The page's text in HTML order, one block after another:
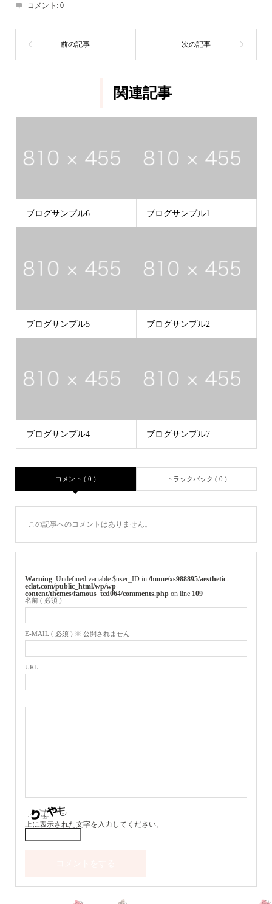
コメント: 0
関連記事
ブログサンプル6 ブログサンプル1
ブログサンプル5 ブログサンプル2
ブログサンプル4 ブログサンプル7
コメント ( 0 ) トラックバック ( 0 )
この記事へのコメントはありません。
Warning : Undefined variable $user_ID in /home/xs988895/aesthetic-
eclat.com/public_html/wp/wp-
content/themes/famous_tcd064/comments.phpon line 109
名前 ( 必須 )
E-MAIL ( 必須 ) ※ 公開されません
URL
上に表示された文字を入力してください。